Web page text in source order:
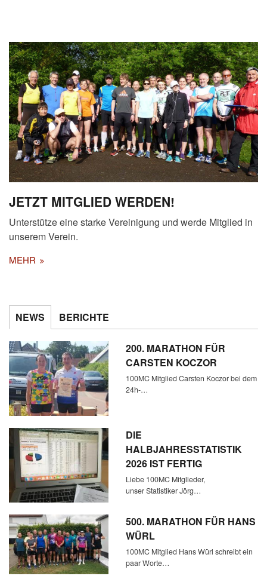
JETZT MITGLIED WERDEN!
Unterstütze eine starke Vereinigung und werde Mitglied in
unserem Verein.
MEHR
NEWS BERICHTE
200. MARATHON FÜR
CARSTEN KOCZOR
100MC Mitglied Carsten Koczor bei dem
24h-…
DIE
HALBJAHRESSTATISTIK
2026 IST FERTIG
Liebe 100MC Mitglieder,
unser Statistiker Jörg…
500. MARATHON FÜR HANS
WÜRL
100MC Mitglied Hans Würl schreibt ein
paar Worte…